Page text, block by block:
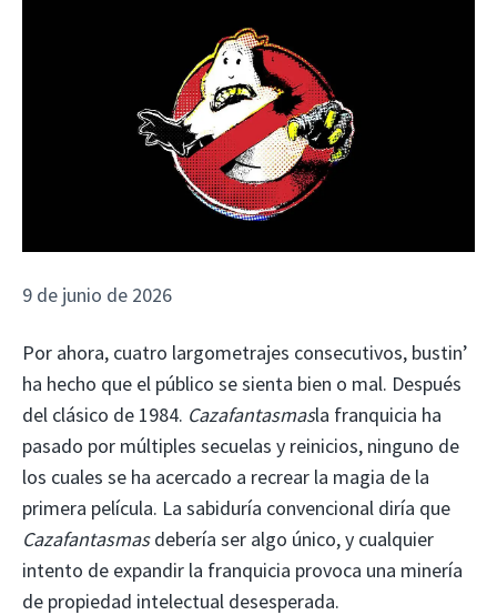
9 de junio de 2026
Por ahora, cuatro largometrajes consecutivos, bustin’
ha hecho que el público se sienta bien o mal. Después
del clásico de 1984. Cazafantasmasla franquicia ha
pasado por múltiples secuelas y reinicios, ninguno de
los cuales se ha acercado a recrear la magia de la
primera película. La sabiduría convencional diría que
Cazafantasmasdebería ser algo único, y cualquier
intento de expandir la franquicia provoca una minería
de propiedad intelectual desesperada.